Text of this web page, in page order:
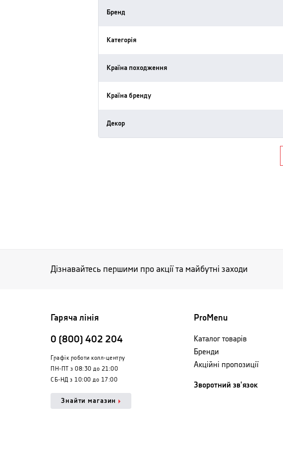
Бренд
Категорія
Країна походження
Країна бренду
Декор
Дізнавайтесь першими про акції та майбутні заходи
Гаряча лінія
0 (800) 402 204
Графік роботи колл-центру
ПН-ПТ з 08:30 до 21:00
СБ-НД з 10:00 до 17:00
Знайти магазин
ProMenu
Каталог товарів
Бренди
Акційні пропозиції
Зворотний зв'язок